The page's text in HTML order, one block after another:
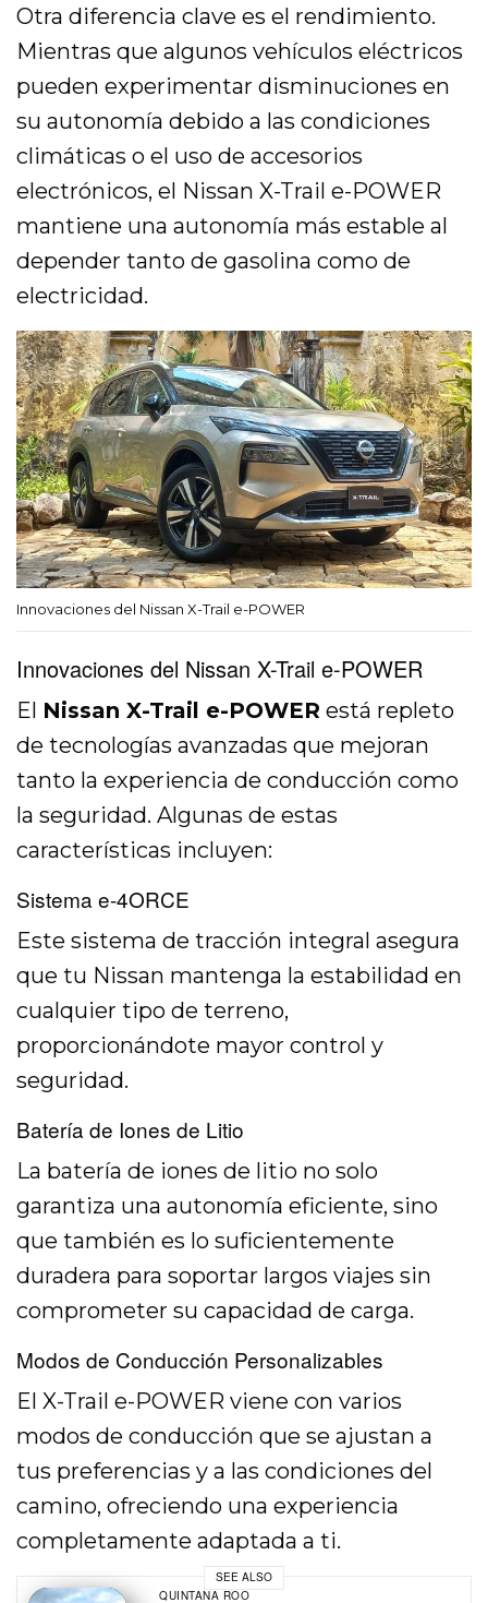
Otra diferencia clave es el rendimiento.
Mientras que algunos vehículos eléctricos
pueden experimentar disminuciones en
su autonomía debido a las condiciones
climáticas o el uso de accesorios
electrónicos, el Nissan X-Trail e-POWER
mantiene una autonomía más estable al
depender tanto de gasolina como de
electricidad.
Innovaciones del Nissan X-Trail e-POWER
Innovaciones del Nissan X-Trail e-POWER
El Nissan X-Trail e-POWER está repleto
de tecnologías avanzadas que mejoran
tanto la experiencia de conducción como
la seguridad. Algunas de estas
características incluyen:
Sistema e-4ORCE
Este sistema de tracción integral asegura
que tu Nissan mantenga la estabilidad en
cualquier tipo de terreno,
proporcionándote mayor control y
seguridad.
Batería de Iones de Litio
La batería de iones de litio no solo
garantiza una autonomía eficiente, sino
que también es lo suficientemente
duradera para soportar largos viajes sin
comprometer su capacidad de carga.
Modos de Conducción Personalizables
El X-Trail e-POWER viene con varios
modos de conducción que se ajustan a
tus preferencias y a las condiciones del
camino, ofreciendo una experiencia
completamente adaptada a ti.
SEE ALSO
QUINTANA ROO